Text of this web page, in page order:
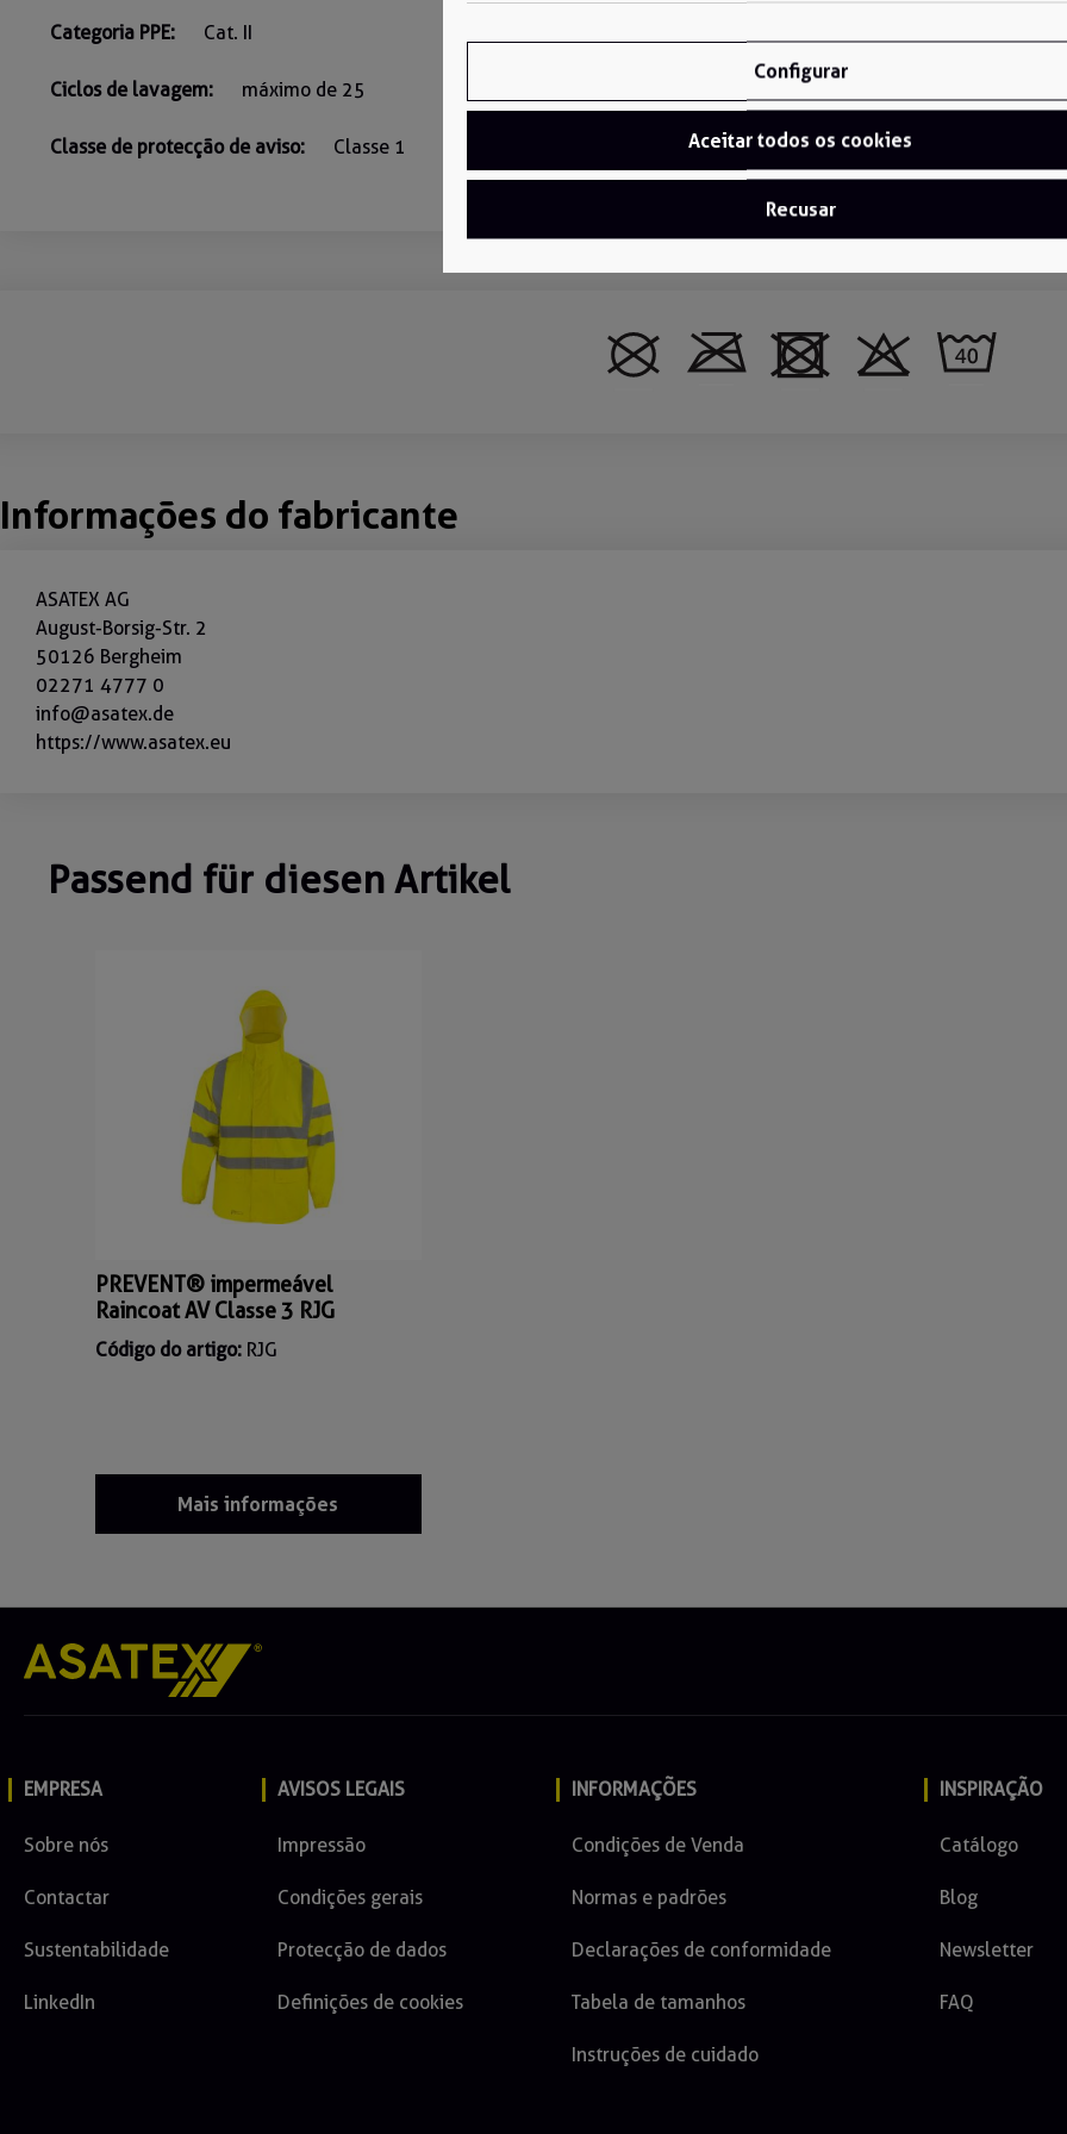
Categoria PPE: Cat. II
Ciclos de lavagem: máximo de 25
Classe de protecção de aviso: Classe 1
Largura (Caixa):
Altura (Caixa): 391 mm
Informações do fabricante
ASATEX AG
August-Borsig-Str. 2
50126 Bergheim
02271 4777 0
info@asatex.de
https://www.asatex.eu
Passend für diesen Artikel
PREVENT® impermeável
Raincoat AV Classe 3 RJG
Código do artigo: RJG
Mais informações
EMPRESA
Sobre nós
Contactar
Sustentabilidade
LinkedIn
AVISOS LEGAIS
Impressão
Condições gerais
Protecção de dados
Definições de cookies
INFORMAÇÕES
Condições de Venda
Normas e padrões
Declarações de conformidade
Tabela de tamanhos
Instruções de cuidado
INSPIRAÇÃO
Catálogo
Blog
Newsletter
FAQ
Configurar
Aceitar todos os cookies
Recusar